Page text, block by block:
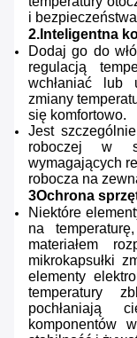
i
2.Inteligentna
Dodaj go do
regulacją
wchłaniać lub
zmiany
się komfortowo.
Jest
roboczej w
wymagających
robocza na
3Ochrona
Niektóre
na
materiałem
mikrokapsułki
elementy
temperatury
pochłaniają
komponentów